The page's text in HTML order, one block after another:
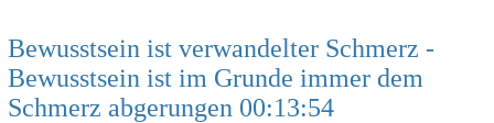
Bewusstsein ist verwandelter Schmerz -
Bewusstsein ist im Grunde immer dem
Schmerz abgerungen 00:13:54